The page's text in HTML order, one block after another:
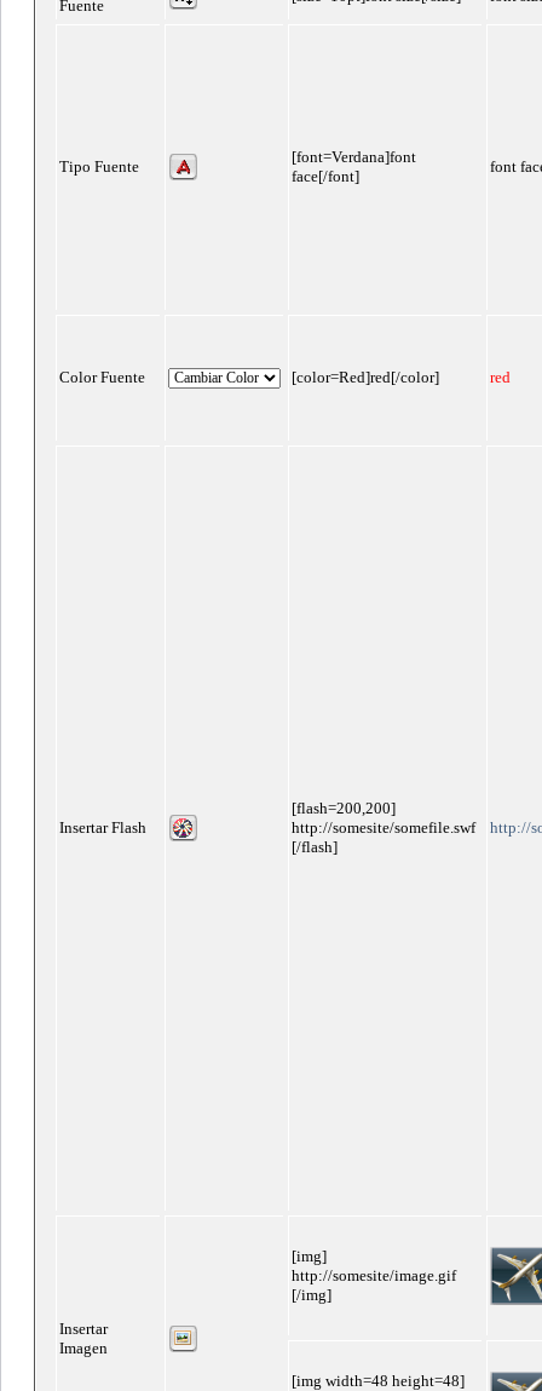
Fuente
Tipo Fuente
[font=Verdana]font
face[/font]
font
Color Fuente [color=Red]red[/color] red
Insertar Flash
[flash=200,200]
http://somesite/somefile.swf
[/flash]
http://
Insertar
Imagen
[img]
http://somesite/image.gif
[/img]
[img width=48 height=48]